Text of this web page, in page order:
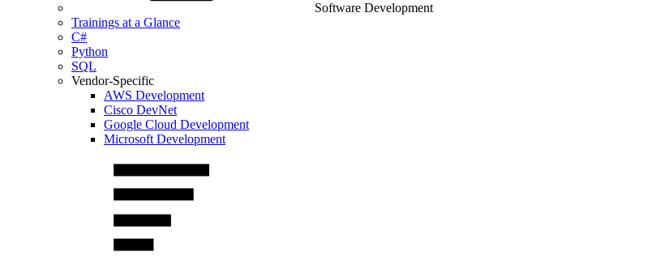
Software Development
Trainings at a Glance
C#
Python
SQL
Vendor-Specific
AWS Development
Cisco DevNet
Google Cloud Development
Microsoft Development